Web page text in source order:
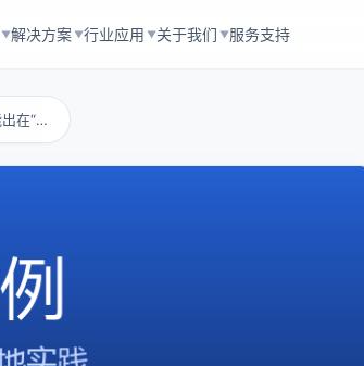
▼解决方案 ▼行业应用 ▼关于我们 ▼服务支持
信息管理平台为什么总是失败？问题可能出在“云...